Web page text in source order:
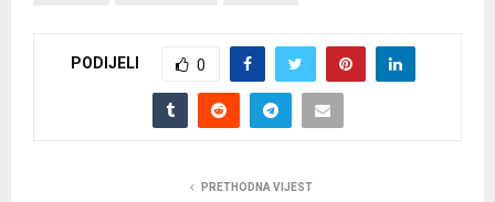
PODIJELI 0
PRETHODNA VIJEST